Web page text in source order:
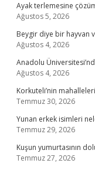
Ayak terlemesine
Ağustos 5, 2026
Beygir diye bir hayvan
Ağustos 4, 2026
Anadolu
Ağustos 4, 2026
Korkuteli’nin
Temmuz 30, 2026
Yunan erkek isimleri
Temmuz 29, 2026
Kuşun yumurtasının
Temmuz 27, 2026